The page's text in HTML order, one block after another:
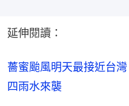
延伸閱讀：
薔蜜颱風明天最接近台
四雨水來襲